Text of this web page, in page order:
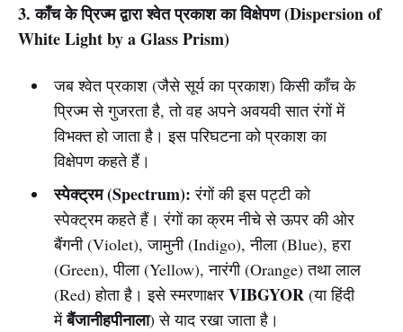
3. काँच के प्रिज्म द्वारा श्वेत प्रकाश का विक्षेपण (Dispersion of
White Light by a Glass Prism)
जब श्वेत प्रकाश (जैसे सूर्य का प्रकाश) किसी काँच के
प्रिज्म से गुजरता है, तो वह अपने अवयवी सात रंगों में
विभक्त हो जाता है। इस परिघटना को प्रकाश का
विक्षेपण कहते हैं।
स्पेक्ट्रम (Spectrum): रंगों की इस पट्टी को
स्पेक्ट्रम कहते हैं। रंगों का क्रम नीचे से ऊपर की ओर
बैंगनी (Violet), जामुनी (Indigo), नीला (Blue), हरा
(Green), पीला (Yellow), नारंगी (Orange) तथा लाल
(Red) होता है। इसे स्मरणाक्षर VIBGYOR(या हिंदी
मेंबैंजानीहपीनाला) से याद रखा जाता है।